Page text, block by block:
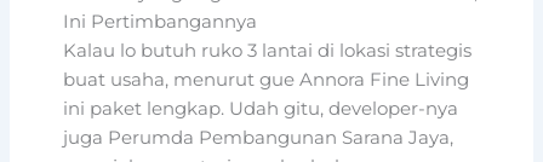
Ini Pertimbangannya
Kalau lo butuh ruko 3 lantai di lokasi strategis
buat usaha, menurut gue Annora Fine Living
ini paket lengkap. Udah gitu, developer-nya
juga Perumda Pembangunan Sarana Jaya,